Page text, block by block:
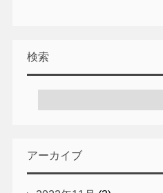
検索
アーカイブ